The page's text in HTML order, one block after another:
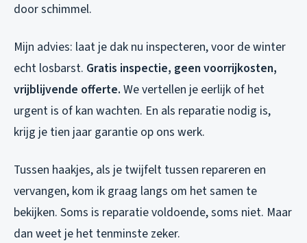
door schimmel.
Mijn advies: laat je dak nu inspecteren, voor de winter
echt losbarst. Gratis inspectie, geen voorrijkosten,
vrijblijvende offerte. We vertellen je eerlijk of het
urgent is of kan wachten. En als reparatie nodig is,
krijg je tien jaar garantie op ons werk.
Tussen haakjes, als je twijfelt tussen repareren en
vervangen, kom ik graag langs om het samen te
bekijken. Soms is reparatie voldoende, soms niet. Maar
dan weet je het tenminste zeker.